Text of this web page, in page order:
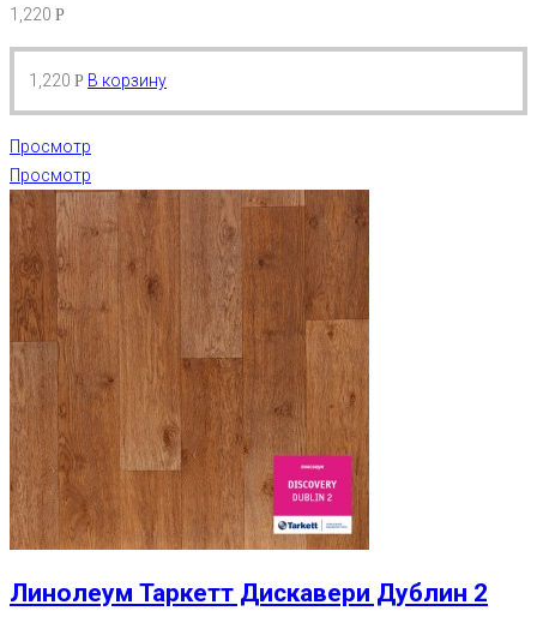
1,220 Р
1,220 Р В корзину
Просмотр
Просмотр
Линолеум Таркетт Дискавери Дублин 2